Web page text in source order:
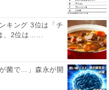
と、50代が最も高く88.8％
、自分の知らない仕事が
ることも分かりました。
％と若い世代でその割合
キング 3位は「チ
、2位は…...
菌で…」森永が開